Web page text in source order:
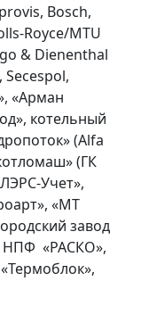
Bosch,
Royce/MTU
& Dienenthal
«Арман
котельный
(Alfa
(ГК
Учет»,
«МТ
завод
НПФ «РАСКО»,